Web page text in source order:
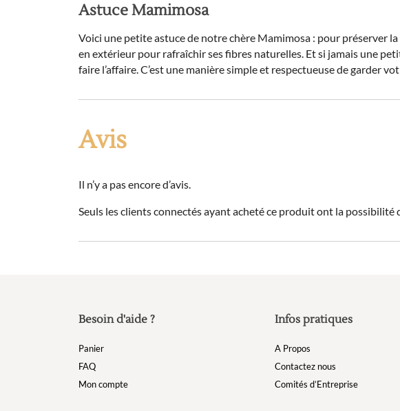
Astuce Mamimosa
Voici une petite astuce de notre chère Mamimosa : pour préserver
en extérieur pour rafraîchir ses fibres naturelles. Et si jamais une
faire l’affaire. C’est une manière simple et respectueuse de garder
Avis
Il n’y a pas encore d’avis.
Seuls les clients connectés ayant acheté ce produit ont la possibilité
Besoin d'aide ?
Panier
FAQ
Mon compte
Infos pratiques
A Propos
Contactez nous
Comités d’Entreprise